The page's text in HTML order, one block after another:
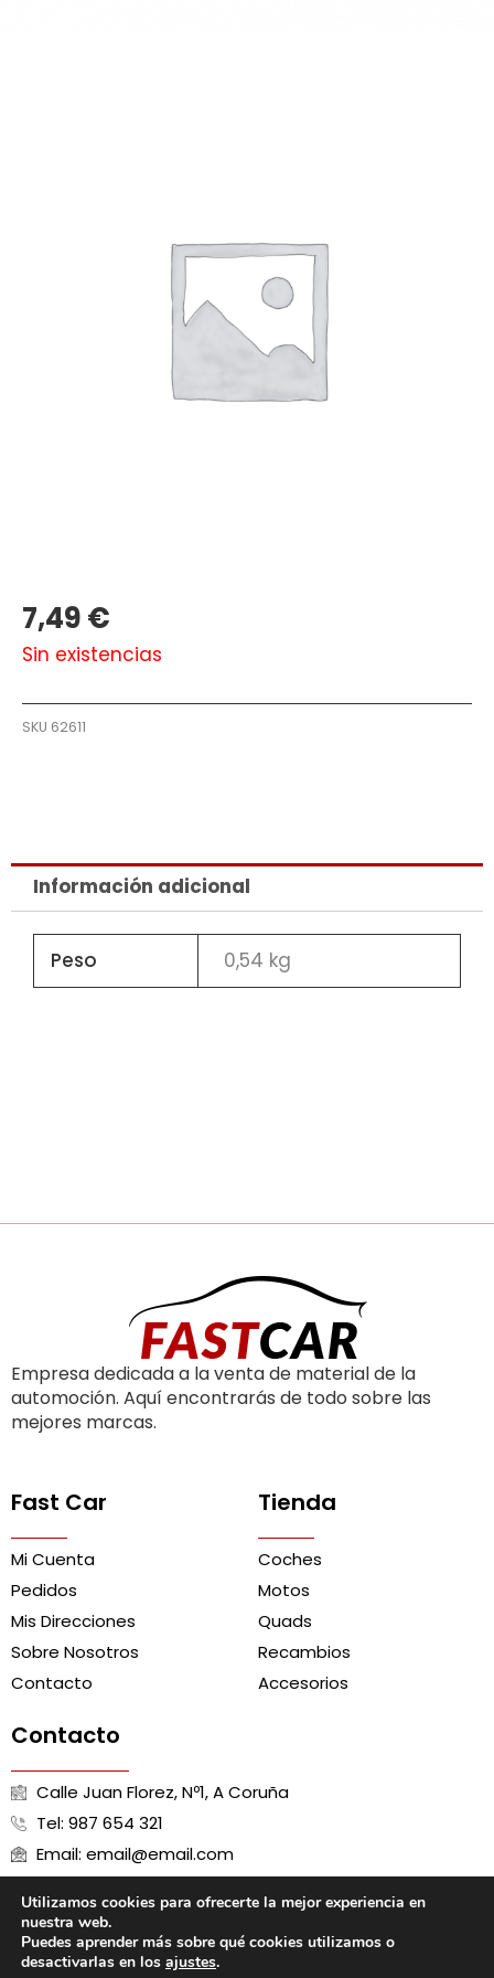
7,49€
Sin existencias
SKU 62611
Información adicional
Peso 0,54 kg
Empresa dedicada a la venta de material de la
automoción. Aquí encontrarás de todo sobre las
mejores marcas.
Fast Car
Mi Cuenta
Pedidos
Mis Direcciones
Sobre Nosotros
Contacto
Tienda
Coches
Motos
Quads
Recambios
Accesorios
Contacto
Calle Juan Florez, Nº1, A Coruña
Tel: 987 654 321
Email: email@email.com
Aviso Legal Política de Cookies
Política de Privacidad
Utilizamos cookies para ofrecerte la mejor experiencia en
nuestra web.
Puedes aprender más sobre qué cookies utilizamos o
desactivarlas en los ajustes.